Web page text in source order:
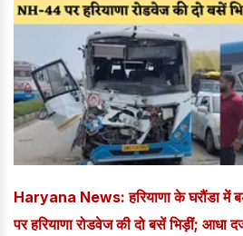
Haryana News: हरियाणा के घरौंडा में
पर हरियाणा रोडवेज की दो बसें भिड़ीं; आधा